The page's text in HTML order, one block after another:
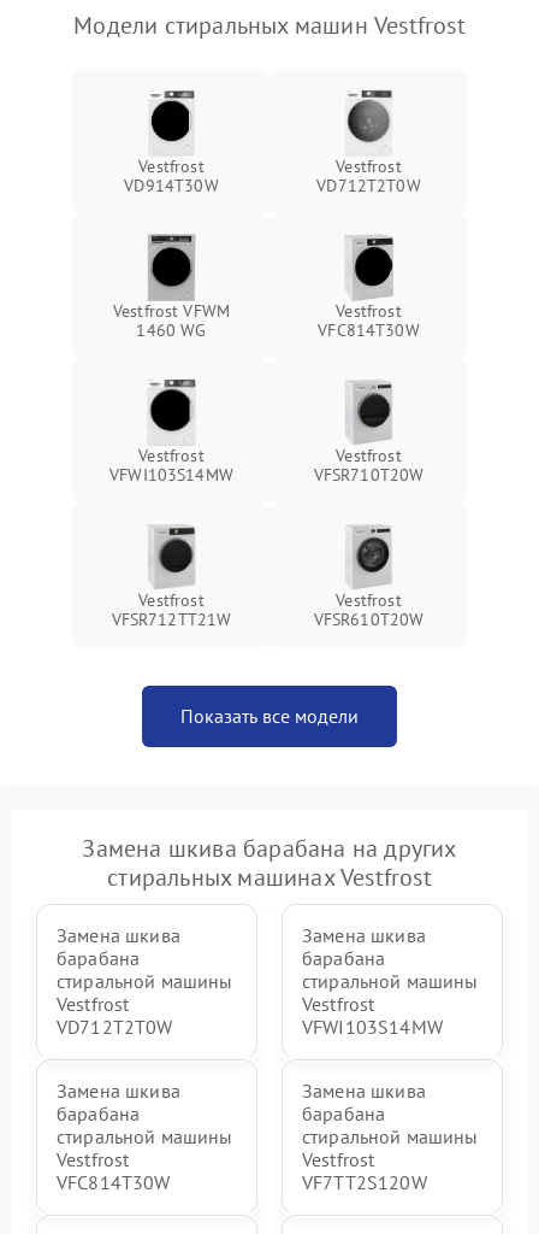
Модели стиральных машин Vestfrost
Vestfrost
VD914T30W
Vestfrost
VD712T2T0W
Vestfrost VFWM
1460 WG
Vestfrost
VFC814T30W
Vestfrost
VFWI103S14MW
Vestfrost
VFSR710T20W
Vestfrost
VFSR712TT21W
Vestfrost
VFSR610T20W
Показать все модели
Замена шкива барабана на других
стиральных машинах Vestfrost
Замена шкива
барабана
стиральной машины
Vestfrost
VD712T2T0W
Замена шкива
барабана
стиральной машины
Vestfrost
VFWI103S14MW
Замена шкива
барабана
стиральной машины
Vestfrost
VFC814T30W
Замена шкива
барабана
стиральной машины
Vestfrost
VF7TT2S120W